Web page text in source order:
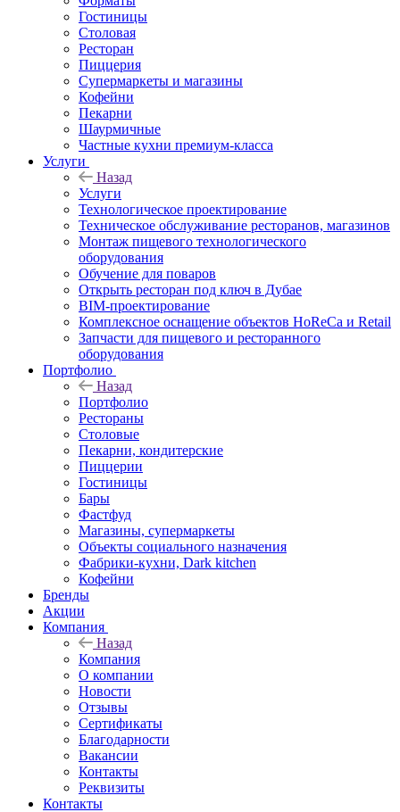
Гостиницы
Столовая
Ресторан
Пиццерия
Супермаркеты и магазины
Кофейни
Пекарни
Шаурмичные
Частные кухни премиум-класса
Услуги
Назад
Услуги
Технологическое проектирование
Техническое обслуживание ресторанов, магазинов
Монтаж пищевого технологического
оборудования
Обучение для поваров
Открыть ресторан под ключ в Дубае
BIM-проектирование
Комплексное оснащение объектов HoReCa и Retail
Запчасти для пищевого и ресторанного
оборудования
Портфолио
Назад
Портфолио
Рестораны
Столовые
Пекарни, кондитерские
Пиццерии
Гостиницы
Бары
Фастфуд
Магазины, супермаркеты
Объекты социального назначения
Фабрики-кухни, Dark kitchen
Кофейни
Бренды
Акции
Компания
Назад
Компания
О компании
Новости
Отзывы
Сертификаты
Благодарности
Вакансии
Контакты
Реквизиты
Контакты